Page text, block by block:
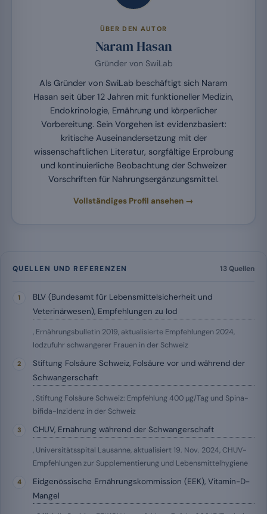
ÜBER DEN AUTOR
Naram Hasan
Gründer von SwiLab
Als Gründer von SwiLab beschäftigt sich Naram
Hasan seit über 12 Jahren mit funktioneller Medizin,
Endokrinologie, Ernährung und körperlicher
Vorbereitung. Sein Vorgehen ist evidenzbasiert:
kritische Auseinandersetzung mit der
wissenschaftlichen Literatur, sorgfältige Erprobung
und kontinuierliche Beobachtung der Schweizer
Vorschriften für Nahrungsergänzungsmittel.
Vollständiges Profil ansehen →
QUELLEN UND REFERENZEN 13 Quellen
BLV (Bundesamt für Lebensmittelsicherheit und
Veterinärwesen), Empfehlungen zu Iod
, Ernährungsbulletin 2019, aktualisierte Empfehlungen 2024,
Iodzufuhr schwangerer Frauen in der Schweiz
Stiftung Folsäure Schweiz, Folsäure vor und während der
Schwangerschaft
, Stiftung Folsäure Schweiz: Empfehlung 400 µg/Tag und Spina-
bifida-Inzidenz in der Schweiz
CHUV, Ernährung während der Schwangerschaft
, Universitätsspital Lausanne, aktualisiert 19. Nov. 2024, CHUV-
Empfehlungen zur Supplementierung und Lebensmittelhygiene
Eidgenössische Ernährungskommission (EEK), Vitamin-D-
Mangel